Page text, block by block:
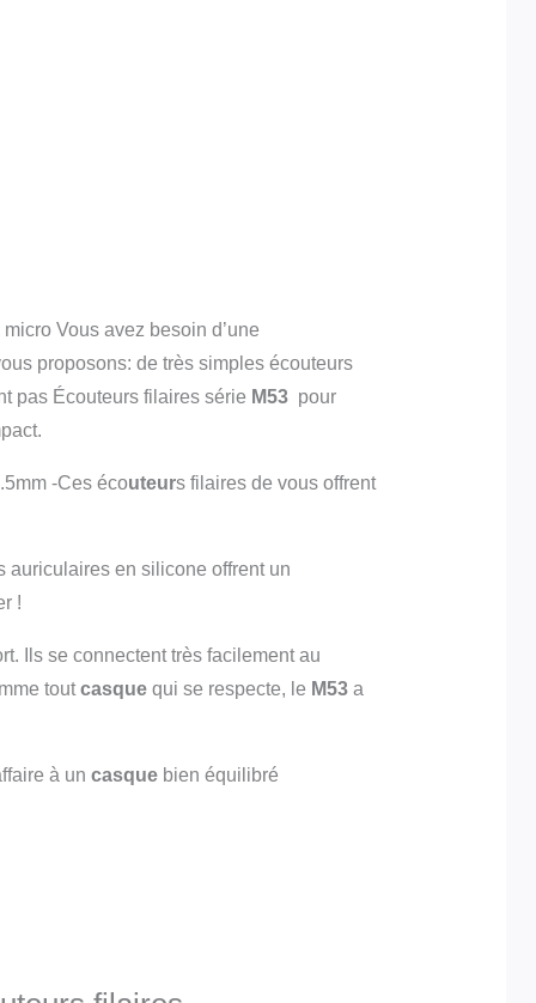
Vous avez besoin d’une
proposons: de très simples écouteurs
pas Écouteurs filaires série M53pour
-Ces écouteurs filaires de vous offrent
auriculaires en silicone offrent un
!
Ils se connectent très facilement au
toutcasquequi se respecte, le M53a
à un casquebien équilibré